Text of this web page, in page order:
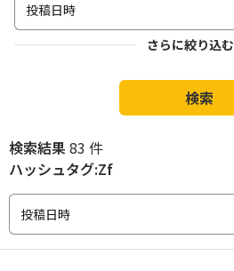
投稿日時
さらに絞り込む
検索
検索結果83 件
ハッシュタグ:Zf
投稿日時